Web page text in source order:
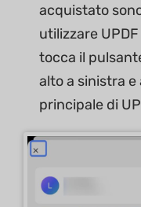
acquistato
utilizzare
tocca il
alto a sinistra
principale di